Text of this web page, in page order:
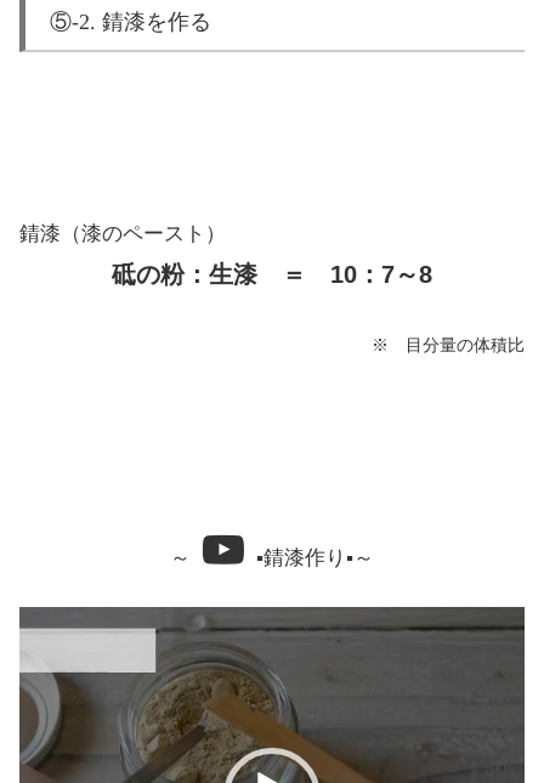
⑤-2. 錆漆を作る
錆漆（漆のペースト）
砥の粉：生漆 ＝ 10：7～8
※ 目分量の体積比
～ ▪錆漆作り▪～
動
プ
レ
ー